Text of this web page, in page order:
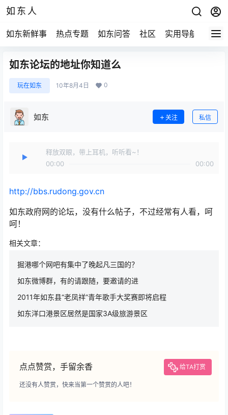
如东人
如东新鲜事 热点专题 如东问答 社区 实用导航 如东
如东论坛的地址你知道么
玩在如东 10年8月4日 0
如东 关注 私信
释放双眼，带上耳机，听听看~！
00:00
00:00
http://bbs.rudong.gov.cn
如东政府网的论坛，没有什么帖子，不过经常有人看，呵
呵！
相关文章：
掘港哪个网吧有集中了晚起凡三国的？
如东微博群，有的请跟随，要邀请的进
2011年如东县“老凤祥”青年歌手大奖赛即将启程
如东洋口港景区居然是国家3A级旅游景区
点点赞赏，手留余香 给TA打赏
还没有人赞赏，快来当第一个赞赏的人吧！